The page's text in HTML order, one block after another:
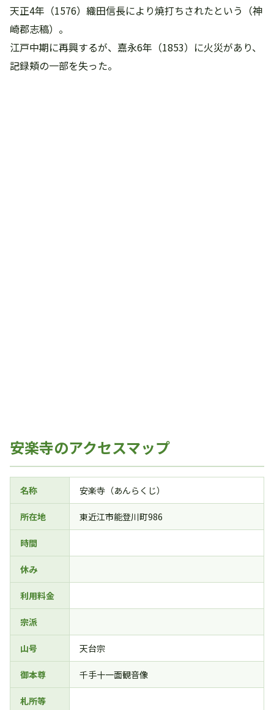
天正4年（1576）織田信長により焼打ちされたという（神
崎郡志稿）。
江戸中期に再興するが、嘉永6年（1853）に火災があり、
記録頬の一部を失った。
安楽寺のアクセスマップ
名称 安楽寺（あんらくじ）
所在地 東近江市能登川町986
時間
休み
利用料金
宗派
山号 天台宗
御本尊 千手十一面観音像
札所等